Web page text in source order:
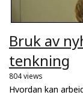
Bruk av
tenkning
804 views
Hvordan kan